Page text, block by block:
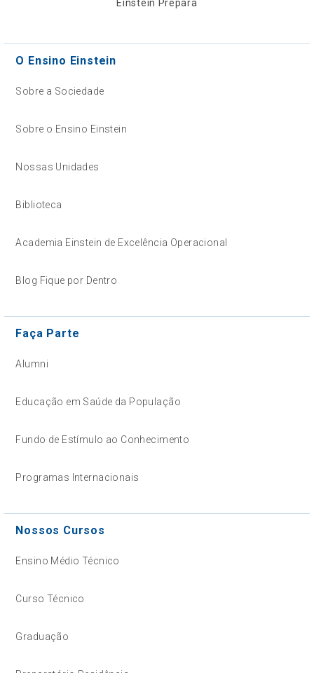
Einstein Prepara
O Ensino Einstein
Sobre a Sociedade
Sobre o Ensino Einstein
Nossas Unidades
Biblioteca
Academia Einstein de Excelência Operacional
Blog Fique por Dentro
Faça Parte
Alumni
Educação em Saúde da População
Fundo de Estímulo ao Conhecimento
Programas Internacionais
Nossos Cursos
Ensino Médio Técnico
Curso Técnico
Graduação